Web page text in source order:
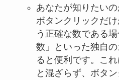
あなたが知りたいの
ボタンクリックだ
う正確な数である
数」といった独自の
ると便利です。こ
と混ざらず、ボタ